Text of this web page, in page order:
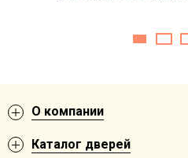
О компании
Каталог дверей